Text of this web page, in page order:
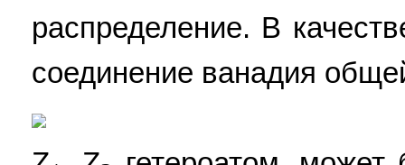
распределение. В
соединение ванадия